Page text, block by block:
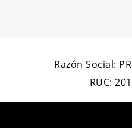
Razón Social:
RUC: